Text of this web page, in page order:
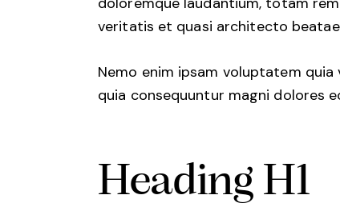
veritatis et quasi architecto
Nemo enim ipsam voluptatem
quia consequuntur magni dolores
Heading H1